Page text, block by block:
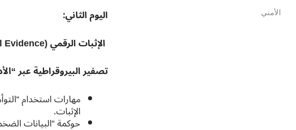
الأمني
اليوم الثاني:
الإثبات الرقمي(Digital Evidence)
تصفير البيروقراطية عبر
الإثبات.